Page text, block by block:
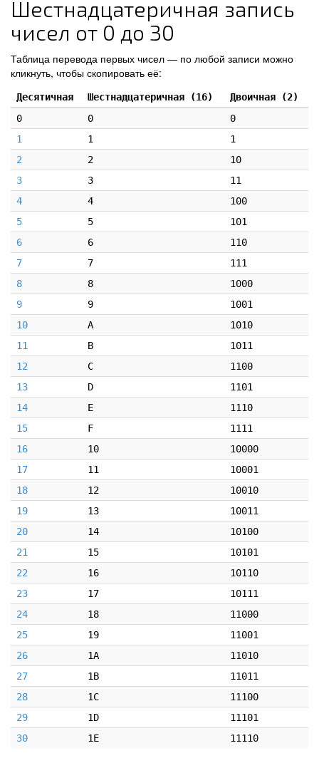
Шестнадцатеричная запись
чисел от 0 до 30
Таблица перевода первых чисел — по любой записи можно
кликнуть, чтобы скопировать её:
Десятичная Шестнадцатеричная (16)
Двоичная (2)
0
0
0
1
1
1
2
2
10
3
3
11
4
4
100
5
5
101
6
6
110
7
7
111
8
8
1000
9
9
1001
10
A
1010
11
B
1011
12
C
1100
13
D
1101
14
E
1110
15
F
1111
16
10
10000
17
11
10001
18
12
10010
19
13
10011
20
14
10100
21
15
10101
22
16
10110
23
17
10111
24
18
11000
25
19
11001
26
1A
11010
27
1B
11011
28
1C
11100
29
1D
11101
30
1E 11110